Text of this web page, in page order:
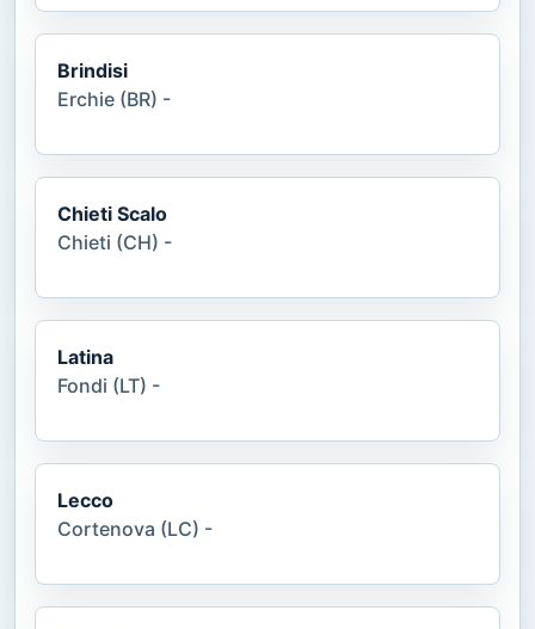
Brindisi
Erchie (BR) -
Chieti Scalo
Chieti (CH) -
Latina
Fondi (LT) -
Lecco
Cortenova (LC) -